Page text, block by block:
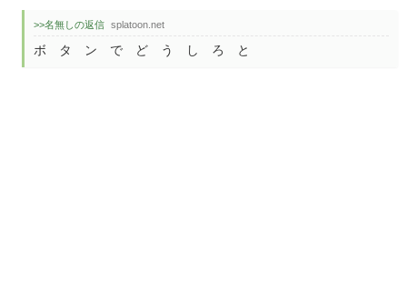
>>名無しの返信 splatoon.net
ボ タ ン で ど う し ろ と